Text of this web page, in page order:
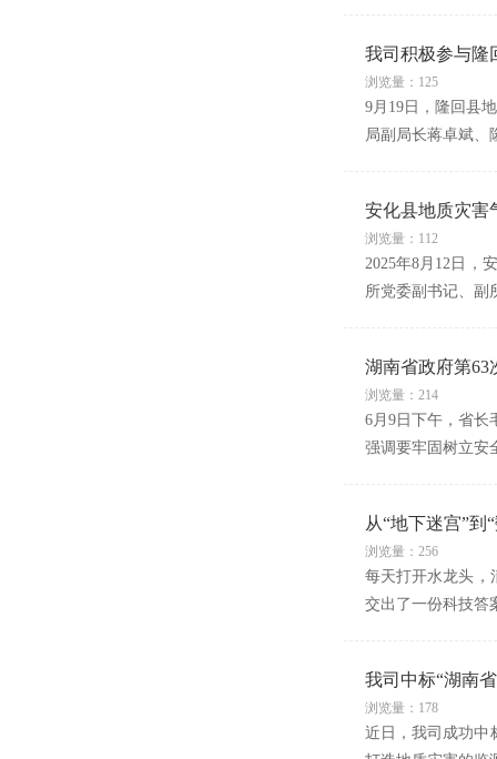
我司积极参与隆
浏览量：125
9月19日，隆回县
局副局长蒋卓斌、
安化县地质灾害
浏览量：112
2025年8月12日，
所党委副书记、副
湖南省政府第63
浏览量：214
6月9日下午，省长
强调要牢固树立安
从“地下迷宫”
浏览量：256
每天打开水龙头，
交出了一份科技答
我司中标“湖南
浏览量：178
近日，我司成功中